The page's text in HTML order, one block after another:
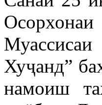
Хуҷанд”
намоиш